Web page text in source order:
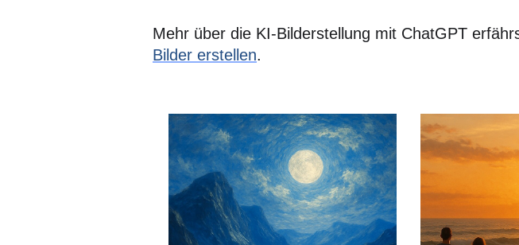
Mehr über die KI-Bilderstellung mit ChatGPT
Bilder erstellen.